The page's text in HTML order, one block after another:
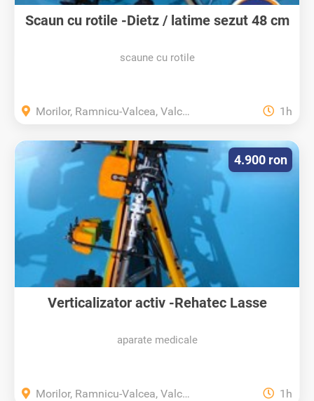
Scaun cu rotile -Dietz / latime sezut 48 cm
scaune cu rotile
Morilor, Ramnicu-Valcea, Valcea 1h
Verticalizator activ -Rehatec Lasse
aparate medicale
4.900 ron
Morilor, Ramnicu-Valcea, Valcea 1h